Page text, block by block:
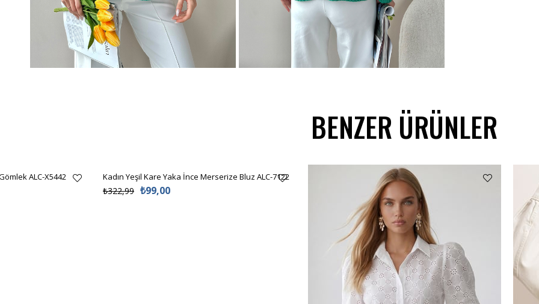
BENZER ÜRÜNLER
ALC-X5442 Kadın Yeşil Kare Yaka İnce Merserize Bluz ALC-7122
₺99,00
₺322,99